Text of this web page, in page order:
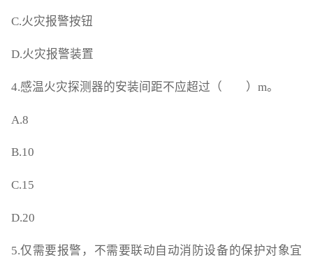
C.火灾报警按钮
D.火灾报警装置
4.感温火灾探测器的安装间距不应超过（ ）m。
A.8
B.10
C.15
D.20
5.仅需要报警，不需要联动自动消防设备的保护对象宜